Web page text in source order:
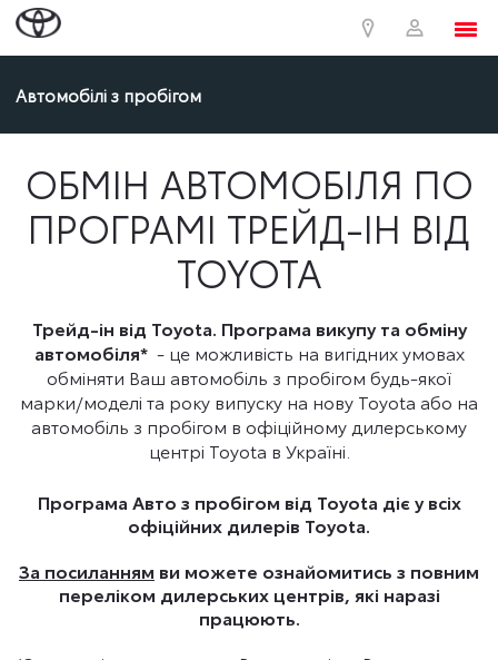
Автомобілі з пробігом
ОБМІН АВТОМОБІЛЯ ПО
ПРОГРАМІ ТРЕЙД-ІН ВІД
TOYOTA
Трейд-ін від Toyota. Програма викупу та обміну
автомобіля* - це можливість на вигідних умовах
обміняти Ваш автомобіль з пробігом будь-якої
марки/моделі та року випуску на нову Toyota або на
автомобіль з пробігом в офіційному дилерському
центрі Toyota в Україні.
Програма Авто з пробігом від Toyota діє у всіх
офіційних дилерів Toyota.
За посиланням ви можете ознайомитись з повним
переліком дилерських центрів, які наразі
працюють.